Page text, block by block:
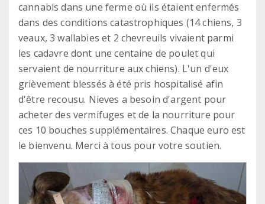
cannabis dans une ferme où ils étaient enfermés
dans des conditions catastrophiques (14 chiens, 3
veaux, 3 wallabies et 2 chevreuils vivaient parmi
les cadavre dont une centaine de poulet qui
servaient de nourriture aux chiens). L'un d'eux
grièvement blessés à été pris hospitalisé afin
d'être recousu. Nieves a besoin d'argent pour
acheter des vermifuges et de la nourriture pour
ces 10 bouches supplémentaires. Chaque euro est
le bienvenu. Merci à tous pour votre soutien.